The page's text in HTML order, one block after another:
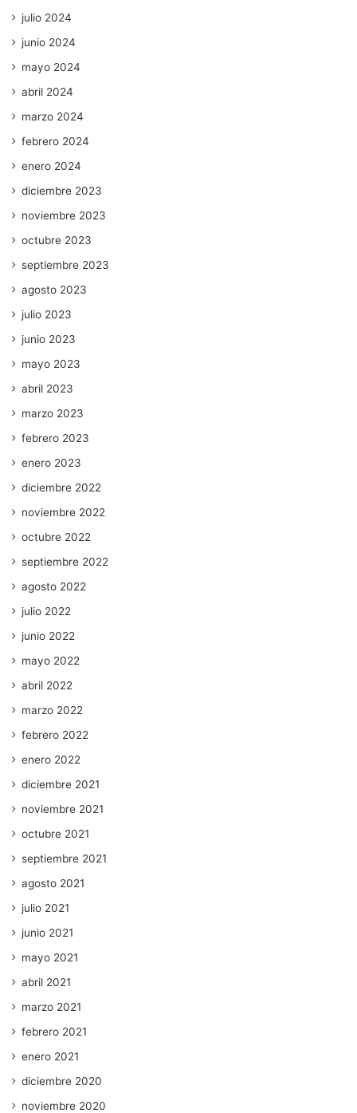
julio 2024
junio 2024
mayo 2024
abril 2024
marzo 2024
febrero 2024
enero 2024
diciembre 2023
noviembre 2023
octubre 2023
septiembre 2023
agosto 2023
julio 2023
junio 2023
mayo 2023
abril 2023
marzo 2023
febrero 2023
enero 2023
diciembre 2022
noviembre 2022
octubre 2022
septiembre 2022
agosto 2022
julio 2022
junio 2022
mayo 2022
abril 2022
marzo 2022
febrero 2022
enero 2022
diciembre 2021
noviembre 2021
octubre 2021
septiembre 2021
agosto 2021
julio 2021
junio 2021
mayo 2021
abril 2021
marzo 2021
febrero 2021
enero 2021
diciembre 2020
noviembre 2020